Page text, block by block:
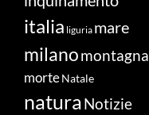
italia liguria mare
milanomontagna
morteNatale
naturaNotizie